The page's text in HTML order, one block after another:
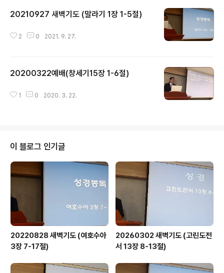
20210927 새벽기도 (말라기 1장 1-5절)
2 0 2021. 9. 27.
20200322예배(창세기15장 1-6절)
1 0 2020. 3. 22.
이 블로그 인기글
20220828 새벽기도 (여호수아
3장 7-17절)
20260302 새벽기도 (고린도전
서 13장 8-13절)